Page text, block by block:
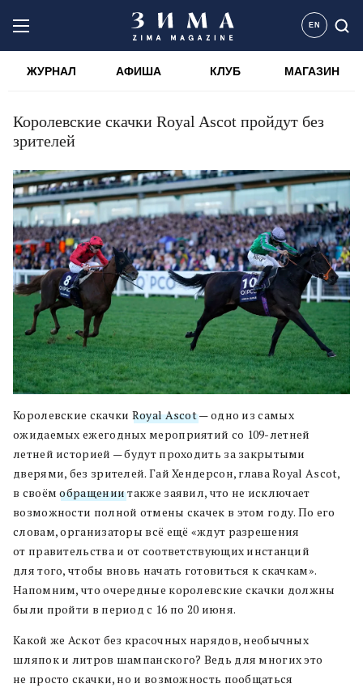
EN
ЖУРНАЛ АФИША КЛУБ МАГАЗИН
Королевские скачки Royal Ascot пройдут без
зрителей
Королевские скачки Royal Ascot— одно из самых
ожидаемых ежегодных мероприятий со 109-летней
летней историей — будут проходить за закрытыми
дверями, без зрителей. Гай Хендерсон, глава Royal Ascot,
в своёмобращениитакже заявил, что не исключает
возможности полной отмены скачек в этом году. По его
словам, организаторы всё ещё «ждут разрешения
от правительства и от соответствующих инстанций
для того, чтобы вновь начать готовиться к скачкам».
Напомним, что очередные королевские скачки должны
были пройти в период с 16 по 20 июня.
Какой же Аскот без красочных нарядов, необычных
шляпок и литров шампанского? Ведь для многих это
не просто скачки, но и возможность пообщаться